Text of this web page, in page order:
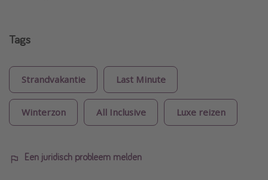
Tags
Strandvakantie Last Minute
Winterzon All Inclusive Luxe reizen
Een juridisch probleem melden